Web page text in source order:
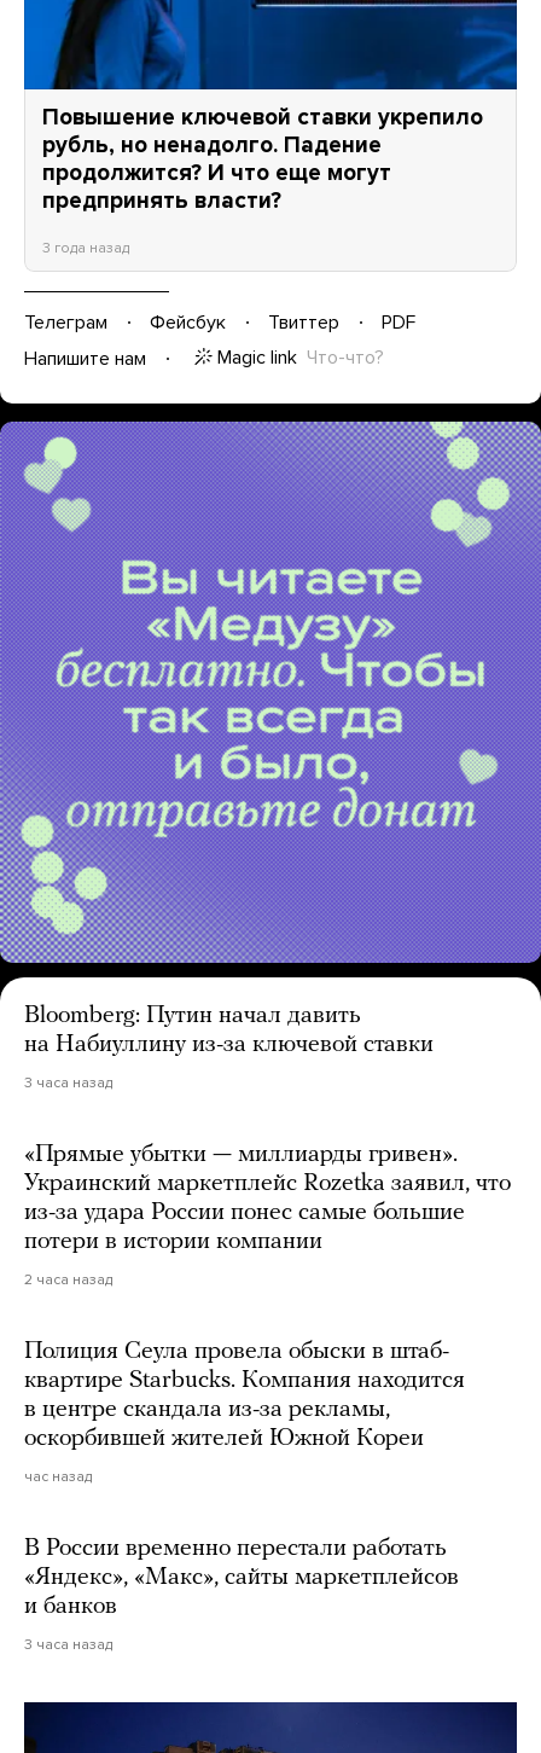
Повышение ключевой ставки укрепило
рубль, но ненадолго. Падение
продолжится? И что еще могут
предпринять власти?
3 года назад
Телеграм Фейсбук Твиттер
PDF
Напишите нам
Magic link Что-что?
Bloomberg: Путин начал давить
на Набиуллину из-за ключевой ставки
3 часа назад
«Прямые убытки — миллиарды гривен».
Украинский маркетплейс Rozetka заявил, что
из-за удара России понес самые большие
потери в истории компании
2 часа назад
Полиция Сеула провела обыски в штаб-
квартире Starbucks. Компания находится
в центре скандала из-за рекламы,
оскорбившей жителей Южной Кореи
час назад
В России временно перестали работать
«Яндекс», «Макс», сайты маркетплейсов
и банков
3 часа назад